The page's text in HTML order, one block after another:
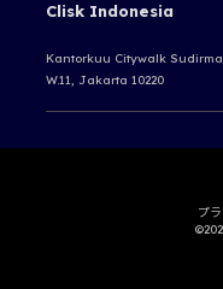
Clisk Indonesia
Kantorkuu Citywalk
W.11, Jakarta 10220
プ